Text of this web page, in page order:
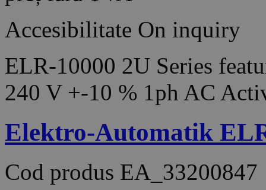
Accesibilitate On inquiry
ELR-10000 2U Series
240 V +-10 % 1ph AC
Elektro-Automatik
Cod produs EA_33200847